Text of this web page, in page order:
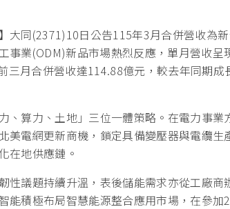
大同(2371)10日公告115年3月合併營收為
事業(ODM)新品市場熱烈反應，單月營收呈
三月合併營收達114.88億元，較去年同期
、算力、土地」三位一體策略。在電力事
美電網更新商機，鎖定具備變壓器與電纜
在地供應鏈。
性議題持續升溫，表後儲能需求亦從工廠商
能積極布局智慧能源整合應用市場，在參